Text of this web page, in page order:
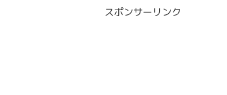
スポンサーリンク